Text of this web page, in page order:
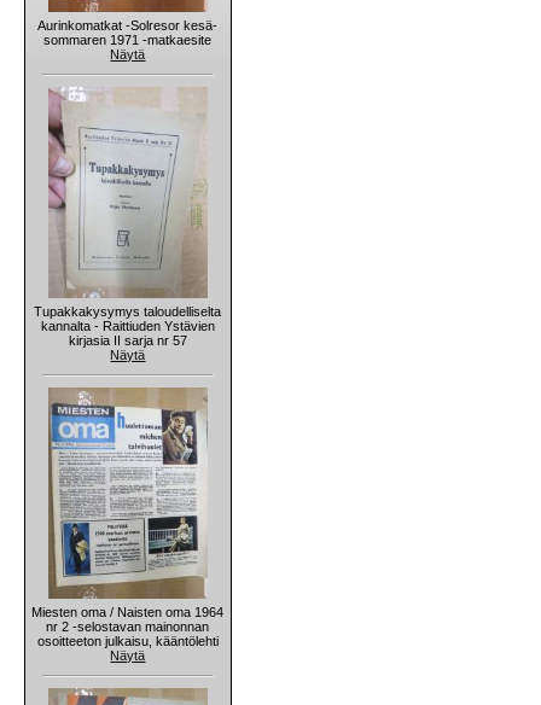
Aurinkomatkat -Solresor kesä-
sommaren 1971 -matkaesite
Näytä
Tupakkakysymys taloudelliselta
kannalta - Raittiuden Ystävien
kirjasia II sarja nr 57
Näytä
Miesten oma / Naisten oma 1964
nr 2 -selostavan mainonnan
osoitteeton julkaisu, kääntölehti
Näytä